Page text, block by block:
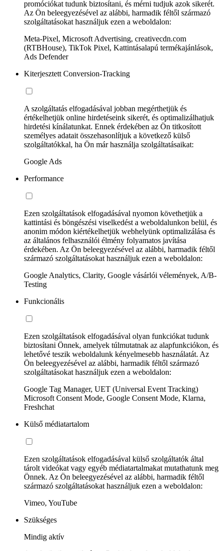
promóciókat tudunk biztosítani, és mérni tudjuk azok sikerét.
Az Ön beleegyezésével az alábbi, harmadik féltől származó
szolgáltatásokat használjuk ezen a weboldalon:
Meta-Pixel, Microsoft Advertising, creativecdn.com
(RTBHouse), TikTok Pixel, Kattintásalapú termékajánlások,
Ads Defender
Kiterjesztett Conversion-Tracking
A szolgáltatás elfogadásával jobban megérthetjük és
értékelhetjük online hirdetéseink sikerét, és optimalizálhatjuk
hirdetési kínálatunkat. Ennek érdekében az Ön titkosított
személyes adatait összehasonlítjuk a következő külső
szolgáltatókkal, ha Ön már használja szolgáltatásaikat:
Google Ads
Performance
Ezen szolgáltatások elfogadásával nyomon követhetjük a
kattintási és böngészési viselkedést a weboldalunkon belül, és
anonim módon kiértékelhetjük webhelyünk optimalizálása és
az általános felhasználói élmény folyamatos javítása
érdekében. Az Ön beleegyezésével az alábbi, harmadik féltől
származó szolgáltatásokat használjuk ezen a weboldalon:
Google Analytics, Clarity, Google vásárlói vélemények, A/B-
Testing
Funkcionális
Ezen szolgáltatások elfogadásával olyan funkciókat tudunk
biztosítani Önnek, amelyek túlmutatnak az alapfunkciókon, és
lehetővé teszik weboldalunk kényelmesebb használatát. Az
Ön beleegyezésével az alábbi, harmadik féltől származó
szolgáltatásokat használjuk ezen a weboldalon:
Google Tag Manager, UET (Universal Event Tracking)
Microsoft Consent Mode, Google Consent Mode, Klarna,
Freshchat
Külső médiatartalom
Ezen szolgáltatások elfogadásával külső szolgáltatók által
tárolt videókat vagy egyéb médiatartalmakat mutathatunk meg
Önnek. Az Ön beleegyezésével az alábbi, harmadik féltől
származó szolgáltatásokat használjuk ezen a weboldalon:
Vimeo, YouTube
Szükséges
Mindig aktív